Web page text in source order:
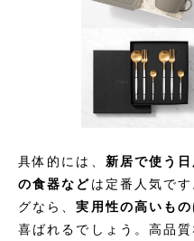
具体的には、 新居で使う
の食器などは定番人気で
グなら、実用性の高いもの
喜ばれるでしょう。高品